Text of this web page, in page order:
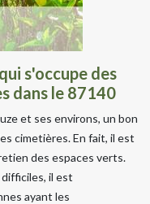
s'occupe des
dans le 87140
et ses environs, un bon
cimetières. En fait, il est
des espaces verts.
il est
ayant les